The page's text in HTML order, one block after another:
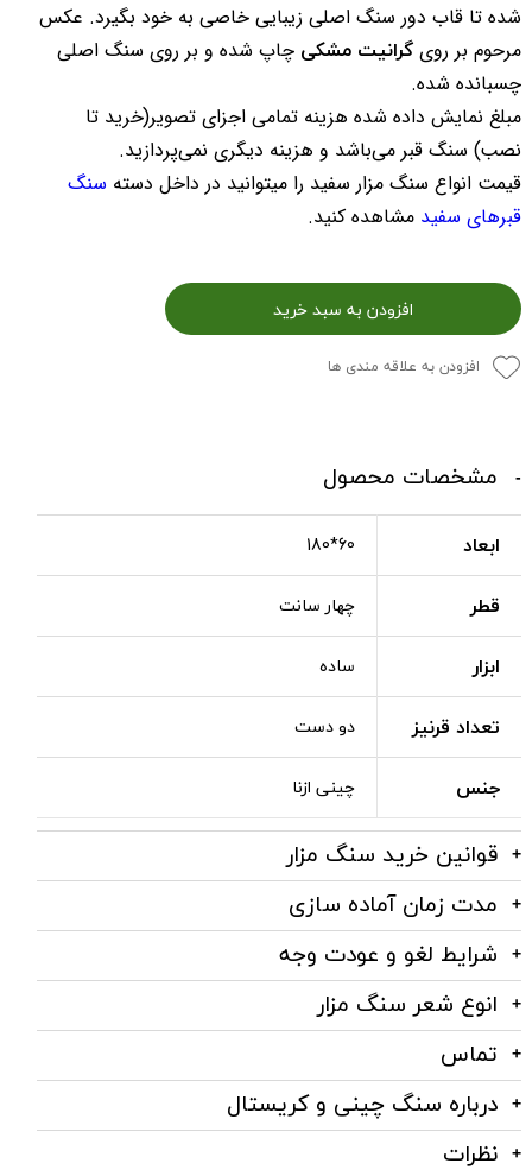
شده تا قاب دور سنگ اصلی زیبایی خاصی به خود بگیرد. عکس
مرحوم بر روی گرانیت مشکی چاپ شده و بر روی سنگ اصلی
چسبانده شده.
مبلغ نمایش داده شده هزینه تمامی اجزای تصویر(خرید تا
نصب) سنگ قبر می‌باشد و هزینه دیگری نمی‌پردازید.
قیمت انواع سنگ مزار سفید را میتوانید در داخل دسته سنگ
قبرهای سفید مشاهده کنید.
افزودن به سبد خرید
افزودن به علاقه مندی ها
مشخصات محصول
ابعاد 60*180
قطر چهار سانت
ابزار ساده
تعداد قرنیز دو دست
جنس چینی ازنا
قوانین خرید سنگ مزار
مدت زمان آماده سازی
شرایط لغو و عودت وجه
انوع شعر سنگ مزار
تماس
درباره سنگ چینی و کریستال
نظرات